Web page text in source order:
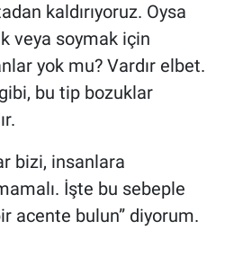
kaldırıyoruz. Oysa
veya soymak için
yok mu? Vardır elbet.
bu tip bozuklar
bizi, insanlara
İşte bu sebeple
acente bulun” diyorum.